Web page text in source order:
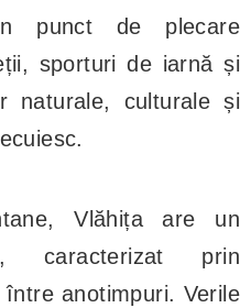
punct de plecare
sporturi de iarnă și
naturale, culturale și
Vlăhița are un
caracterizat prin
anotimpuri. Verile